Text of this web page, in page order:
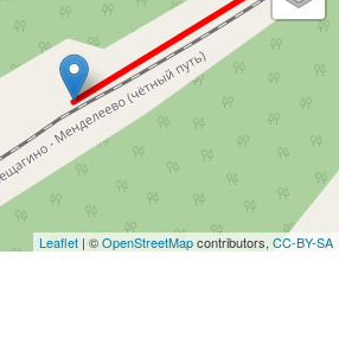
Leaflet | ©OpenStreetMapcontributors, CC-BY-SA